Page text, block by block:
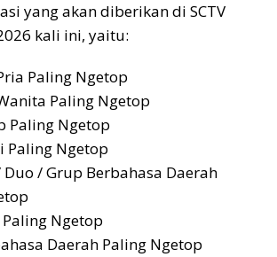
yang akan diberikan di SCTV
kali ini, yaitu:
Paling Ngetop
Paling Ngetop
Paling Ngetop
Paling Ngetop
Duo / Grup Berbahasa Daerah
Ngetop
Daerah Paling Ngetop